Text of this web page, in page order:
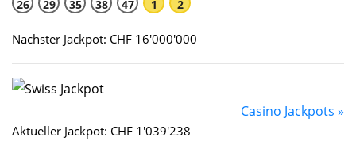
26 29 35 38 47 1 2
Nächster Jackpot: CHF 16'000'000
Casino Jackpots »
Aktueller Jackpot: CHF 1'039'238